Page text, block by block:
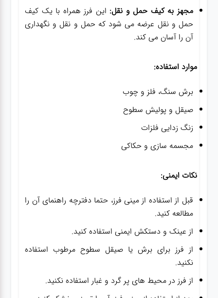
مجهز به کیف حمل و نقل: این فرز همراه با یک کیف
حمل و نقل عرضه می شود که حمل و نقل و نگهداری
آن را آسان می کند.
موارد استفاده:
برش سنگ، فلز و چوب
صیقل و پولیش سطوح
زنگ زدایی فلزات
مجسمه سازی و حکاکی
نکات ایمنی:
قبل از استفاده از مینی فرز، حتما دفترچه راهنمای آن را
مطالعه کنید.
از عینک و دستکش ایمنی استفاده کنید.
از فرز برای برش یا صیقل سطوح مرطوب استفاده
نکنید.
از فرز در محیط های پر گرد و غبار استفاده نکنید.